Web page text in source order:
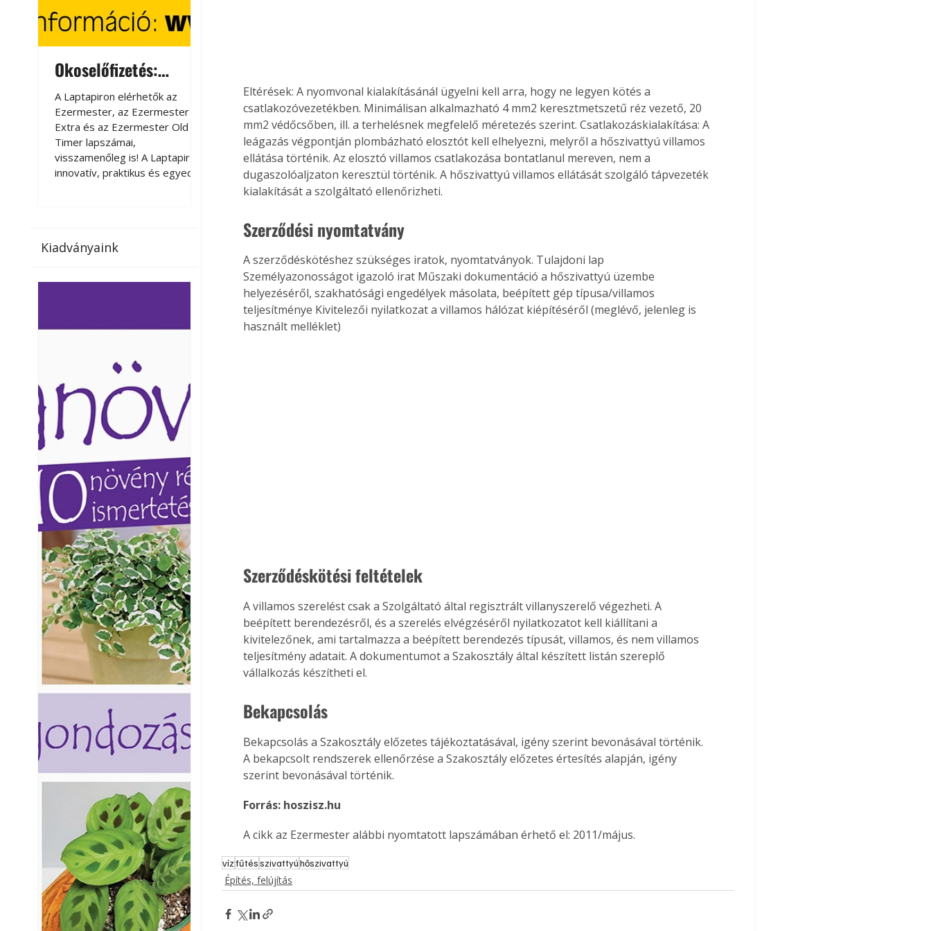
Okoselőfizetés:
Ezermester Extra
A Laptapiron elérhetők az
Ezermester, az Ezermester
Extra és az Ezermester Old
Timer lapszámai,
visszamenőleg is! A Laptapir új,
innovatív, praktikus és egyedi
az otthonában, útközben vagy
elérhetők lapszámaink. Bárhol,
A Laptapiron elérhetők az
Ezermester, az Ezermester
Extra és az Ezermester Old
Timer lapszámai,
visszamenőleg is! A Laptapir új,
innovatív, praktikus és egyedi
megoldás a nyomtatott
magazinok digitális olvasására
vagy táblagépen. Kényelmesen
nyaralás, pihenés alatt is
elérhetők lapszámaink. Bárhol,
bármikor, akár külföldön élve
vagy dolgozva is olvashatók az
Ezermester lapszámai. A
Bővebb információ itt!
Együtt jobban megéri! A
könyvek tetszőleges
párosítással kedvezményes
áron, 0 Ft postaköltséggel
megrendelhetők!
Kiadványaink
Eltérések: A nyomvonal kialakításánál ügyelni kell arra, hogy ne legyen kötés a
csatlakozóvezetékben. Minimálisan alkalmazható 4 mm2 keresztmetszetű réz vezető, 20
mm2 védőcsőben, ill. a terhelésnek megfelelő méretezés szerint. Csatlakozáskialakítása: A
leágazás végpontján plombázható elosztót kell elhelyezni, melyről a hőszivattyú villamos
ellátása történik. Az elosztó villamos csatlakozása bontatlanul mereven, nem a
dugaszolóaljzaton keresztül történik. A hőszivattyú villamos ellátását szolgáló tápvezeték
kialakítását a szolgáltató ellenőrizheti.
Szerződési nyomtatvány
A szerződéskötéshez szükséges iratok, nyomtatványok. Tulajdoni lap
Személyazonosságot igazoló irat Műszaki dokumentáció a hőszivattyú üzembe
helyezéséről, szakhatósági engedélyek másolata, beépített gép típusa/villamos
teljesítménye Kivitelezői nyilatkozat a villamos hálózat kiépítéséről (meglévő, jelenleg is
használt melléklet)
Szerződéskötési feltételek
A villamos szerelést csak a Szolgáltató által regisztrált villanyszerelő végezheti. A
beépített berendezésről, és a szerelés elvégzéséről nyilatkozatot kell kiállítani a
kivitelezőnek, ami tartalmazza a beépített berendezés típusát, villamos, és nem villamos
teljesítmény adatait. A dokumentumot a Szakosztály által készített listán szereplő
vállalkozás készítheti el.
Bekapcsolás
Bekapcsolás a Szakosztály előzetes tájékoztatásával, igény szerint bevonásával történik.
A bekapcsolt rendszerek ellenőrzése a Szakosztály előzetes értesítés alapján, igény
szerint bevonásával történik.
Forrás: hoszisz.hu
A cikk az Ezermester alábbi nyomtatott lapszámában érhető el: 2011/május.
vízfűtésszivattyúhőszivattyú
Építés, felújítás